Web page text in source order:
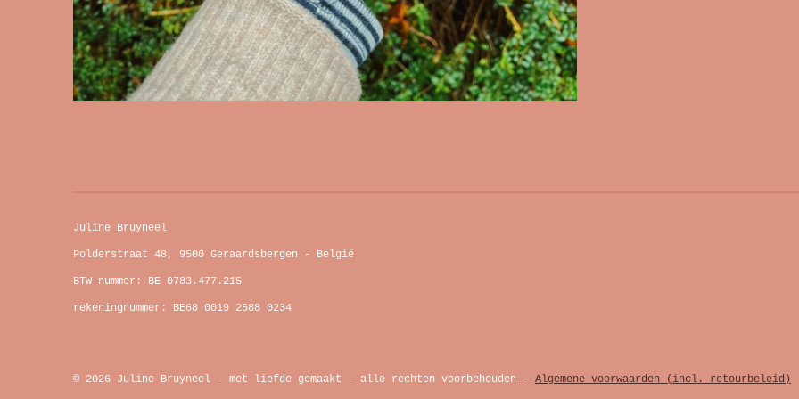
Juline Bruyneel
Polderstraat 48, 9500 Geraardsbergen - België
BTW-nummer: BE 0783.477.215
rekeningnummer: BE68 0019 2588 0234
© 2026 Juline Bruyneel - met liefde gemaakt - alle rechten voorbehouden---Algemene voorwaarden (incl. retourbeleid)